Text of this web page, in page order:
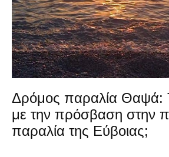
Δρόμος παραλία Θαψά:
με την πρόσβαση στην
παραλία της Εύβοιας;